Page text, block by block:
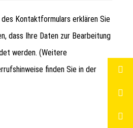
Kontaktformulars erklären Sie
dass Ihre Daten zur Bearbeitung
werden. (Weitere
finden Sie in der